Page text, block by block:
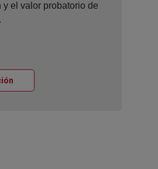
el valor probatorio de